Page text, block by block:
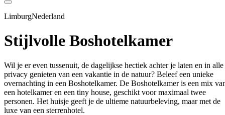
LimburgNederland
Stijlvolle Boshotelkamer
Wil je er even tussenuit, de dagelijkse hectiek achter je laten en in alle
privacy genieten van een vakantie in de natuur? Beleef een unieke
overnachting in een Boshotelkamer. De Boshotelkamer is een mix
een hotelkamer en een tiny house, geschikt voor maximaal twee
personen. Het huisje geeft je de ultieme natuurbeleving, maar met de
luxe van een sterrenhotel.